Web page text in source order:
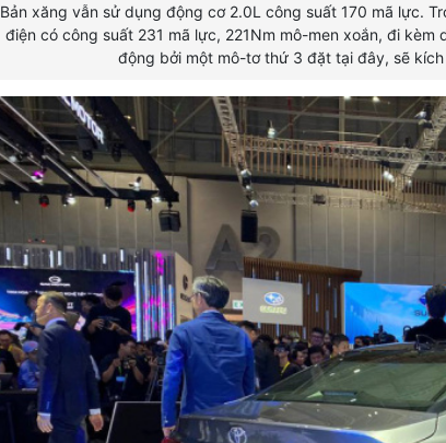
Bản xăng vẫn sử dụng động cơ 2.0L công suất 170 mã lực.
điện có công suất 231 mã lực, 221Nm mô-men xoắn, đi
động bởi một mô-tơ thứ 3 đặt tại đây, sẽ